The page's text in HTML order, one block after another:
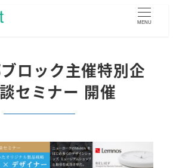
MENU
ロック主催特別企
セミナー 開催